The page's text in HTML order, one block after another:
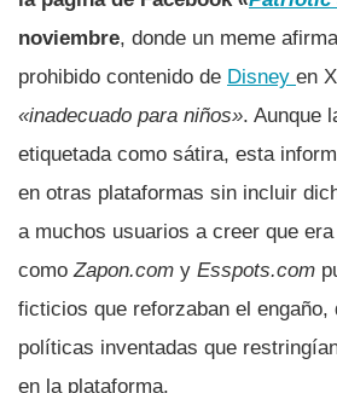
noviembre, donde un meme
prohibido contenido de Disney en
«inadecuado para niños». Aunque
etiquetada como sátira, esta
en otras plataformas sin incluir
a muchos usuarios a creer que
como Zapon.com y Esspots.com
ficticios que reforzaban el engaño,
políticas inventadas que
en la plataforma.